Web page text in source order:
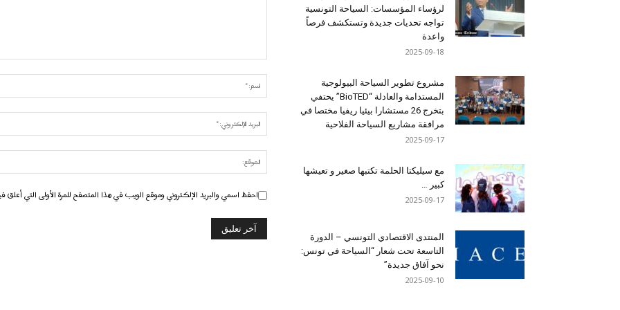
احفظ اسمي والبريد الإلكتروني وموقع الويب في هذا المتصفح للمرة الأولى التي أعلق
لرؤساء المؤسسات: السياحة التونسية
تواجه تحديات جديدة وتستكشف فرصاً
واعدة
2025-09-18
مشروع تطوير السياحة البيولوجية
المستدامة والعادلة “BioTED” يحتفي
بتخرج 26 مستشارا بيئيا ريفيا مختصا في
مرافقة مشاريع السياحة الفلاحية
2025-09-17
مع سيليكتا الحلمة تكتبها صغير و تعيشها
كبير …
2025-09-17
المنتدى الاقتصادي التونسي – الدورة
التاسعة تحت شعار “السياحة في تونس:
نحو آفاق جديدة”
2025-09-10